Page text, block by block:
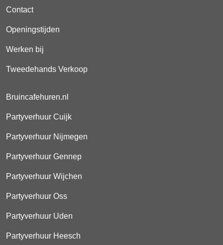
Contact
Openingstijden
Werken bij
Tweedehands Verkoop
Bruincafehuren.nl
Partyverhuur Cuijk
Partyverhuur Nijmegen
Partyverhuur Gennep
Partyverhuur Wijchen
Partyverhuur Oss
Partyverhuur Uden
Partyverhuur Heesch